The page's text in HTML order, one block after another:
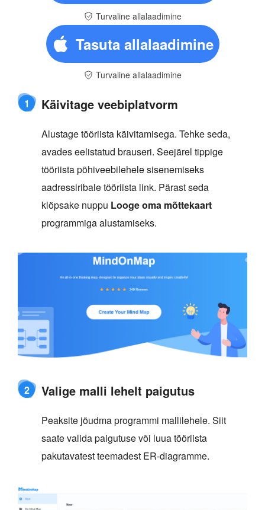
Turvaline allalaadimine
Tasuta allalaadimine
Turvaline allalaadimine
1 Käivitage veebiplatvorm
Alustage tööriista käivitamisega. Tehke seda,
avades eelistatud brauseri. Seejärel tippige
tööriista põhiveebilehele sisenemiseks
aadressiribale tööriista link. Pärast seda
klõpsake nuppu Looge oma mõttekaart
programmiga alustamiseks.
2 Valige malli lehelt paigutus
Peaksite jõudma programmi mallilehele. Siit
saate valida paigutuse või luua tööriista
pakutavatest teemadest ER-diagramme.